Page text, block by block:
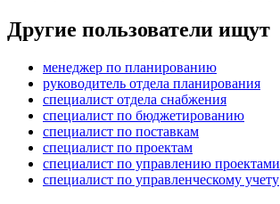
Другие пользователи ищут
менеджер по планированию
руководитель отдела планирования
специалист отдела снабжения
специалист по бюджетированию
специалист по поставкам
специалист по проектам
специалист по управлению проектами
специалист по управленческому учету